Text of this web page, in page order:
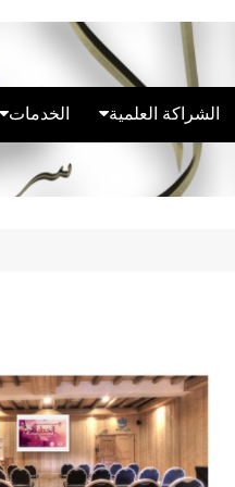
النشاطات الوطنية
الشراكة العلمية
الشراكة الوطنية
الشراكة الدولية
الخدمات
استشارات
وثائق